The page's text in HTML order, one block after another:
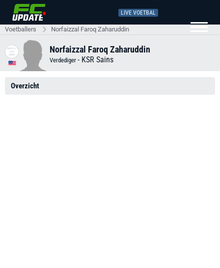
LIVE VOETBAL
Voetballers Norfaizzal Faroq Zaharuddin
Norfaizzal Faroq Zaharuddin
Verdediger - KSR Sains
Overzicht